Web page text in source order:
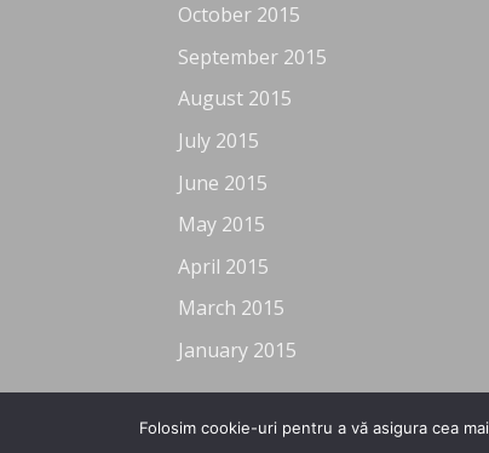
October 2015
September 2015
August 2015
July 2015
June 2015
May 2015
April 2015
March 2015
January 2015
Folosim cookie-uri pentru a vă asigura cea